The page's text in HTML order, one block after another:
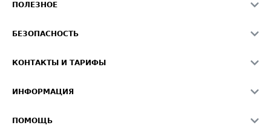
ПОЛЕЗНОЕ
Звезды ATI.SU на вашем сайте
Средние ставки
БЕЗОПАСНОСТЬ
Светофор+
О формировании Паспорта
КОНТАКТЫ И ТАРИФЫ
Реклама на сайте
ИНФОРМАЦИЯ
ПОМОЩЬ